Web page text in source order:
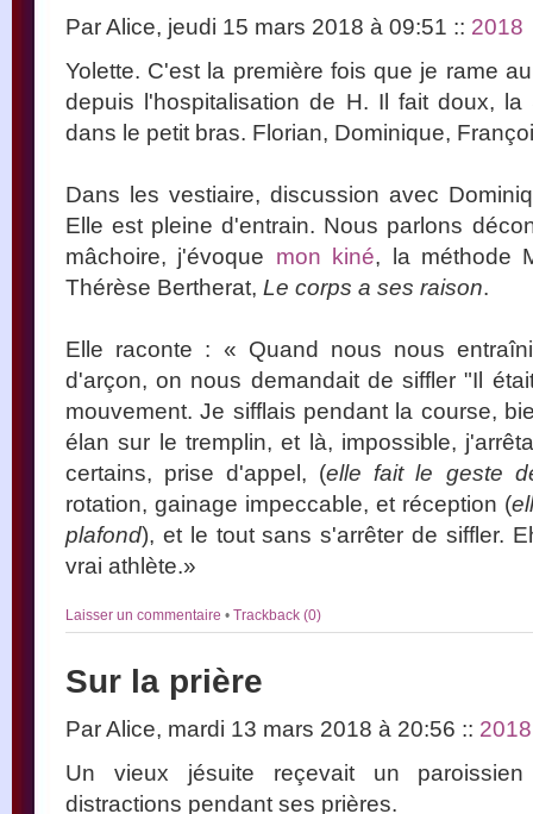
Par Alice, jeudi 15 mars 2018 à 09:51 :: 2018
Yolette. C'est la première fois que je rame
depuis l'hospitalisation de H. Il fait doux, la
dans le petit bras. Florian, Dominique,
Dans les vestiaire, discussion avec
Elle est pleine d'entrain. Nous parlons
mâchoire, j'évoque mon kiné, la méthode
Thérèse Bertherat, Le corps a ses raison.
Elle raconte : « Quand nous nous
d'arçon, on nous demandait de siffler "Il
mouvement. Je sifflais pendant la course,
élan sur le tremplin, et là, impossible,
certains, prise d'appel, (elle fait le geste
rotation, gainage impeccable, et réception (
plafond), et le tout sans s'arrêter de siffler.
vrai athlète.»
Laisser un commentaire • Trackback (0)
Sur la prière
Par Alice, mardi 13 mars 2018 à 20:56 :: 2018
Un vieux jésuite reçevait un
distractions pendant ses prières.